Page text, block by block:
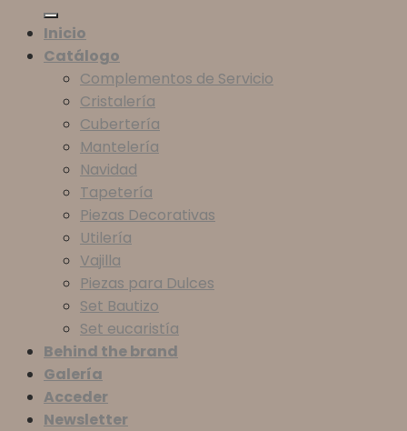
Inicio
Catálogo
Complementos de Servicio
Cristalería
Cubertería
Mantelería
Navidad
Tapetería
Piezas Decorativas
Utilería
Vajilla
Piezas para Dulces
Set Bautizo
Set eucaristía
Behind the brand
Galería
Acceder
Newsletter